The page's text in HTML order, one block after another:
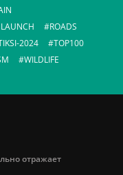
ROADS
2024
TOP100
WILDLIFE
отражает